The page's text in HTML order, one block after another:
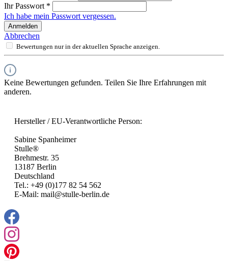
Ihr Passwort *
Ich habe mein Passwort vergessen.
Anmelden
Abbrechen
Bewertungen nur in der aktuellen Sprache anzeigen.
Keine Bewertungen gefunden. Teilen Sie Ihre Erfahrungen mit
anderen.
Hersteller / EU-Verantwortliche Person:
Sabine Spanheimer
Stulle®
Brehmestr. 35
13187 Berlin
Deutschland
Tel.: +49 (0)177 82 54 562
E-Mail: mail@stulle-berlin.de